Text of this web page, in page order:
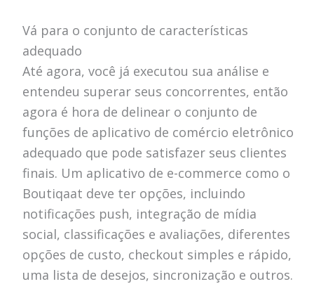
Vá para o conjunto de características
adequado
Até agora, você já executou sua análise e
entendeu superar seus concorrentes, então
agora é hora de delinear o conjunto de
funções de aplicativo de comércio eletrônico
adequado que pode satisfazer seus clientes
finais. Um aplicativo de e-commerce como o
Boutiqaat deve ter opções, incluindo
notificações push, integração de mídia
social, classificações e avaliações, diferentes
opções de custo, checkout simples e rápido,
uma lista de desejos, sincronização e outros.